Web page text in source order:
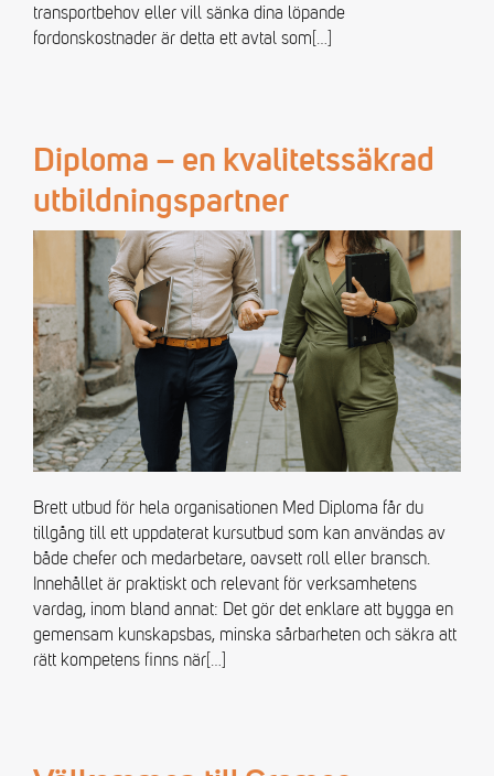
transportbehov eller vill sänka dina löpande
fordonskostnader är detta ett avtal som […]
Diploma – en kvalitetssäkrad
utbildningspartner
Brett utbud för hela organisationen Med Diploma får du
tillgång till ett uppdaterat kursutbud som kan användas av
både chefer och medarbetare, oavsett roll eller bransch.
Innehållet är praktiskt och relevant för verksamhetens
vardag, inom bland annat: Det gör det enklare att bygga en
gemensam kunskapsbas, minska sårbarheten och säkra att
rätt kompetens finns när […]